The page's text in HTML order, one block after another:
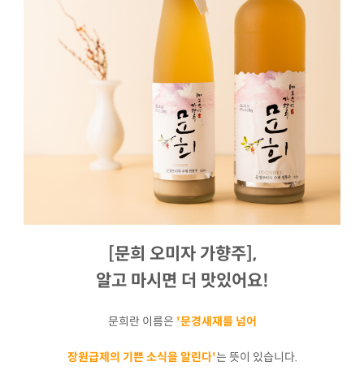
[문희 오미자 가향주],
알고 마시면 더 맛있어요!
문희란 이름은 '문경새재를 넘어
장원급제의 기쁜 소식을 알린다'는 뜻이 있습니다.